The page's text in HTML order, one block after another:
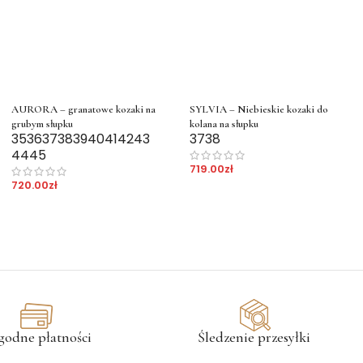
AURORA – granatowe kozaki na
grubym słupku
353637383940414243
4445
720.00zł
SYLVIA – Niebieskie kozaki do
kolana na słupku
3738
719.00zł
płatności Śledzenie przesyłki